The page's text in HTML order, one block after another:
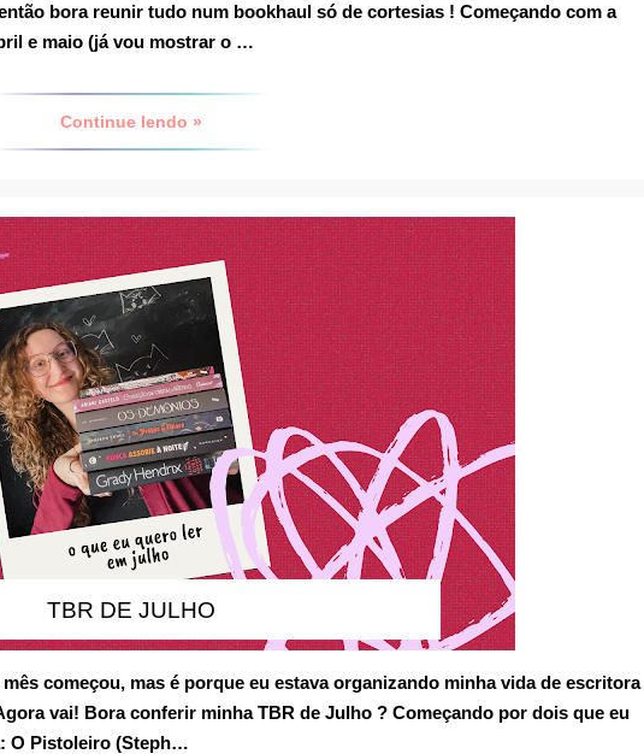
bora reunir tudo num bookhaul só de cortesias ! Começando com a
e maio (já vou mostrar o …
Continue lendo »
TBR DE JULHO
começou, mas é porque eu estava organizando minha vida de escritora
vai! Bora conferir minhaTBR de Julho ? Começando por dois que eu
O Pistoleiro (Steph…